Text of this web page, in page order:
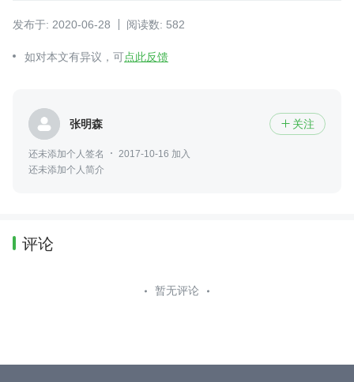
发布于: 2020-06-28 阅读数: 582
如对本文有异议，可点此反馈
张明森  关注
还未添加个人签名
2017-10-16 加入
还未添加个人简介
评论
暂无评论